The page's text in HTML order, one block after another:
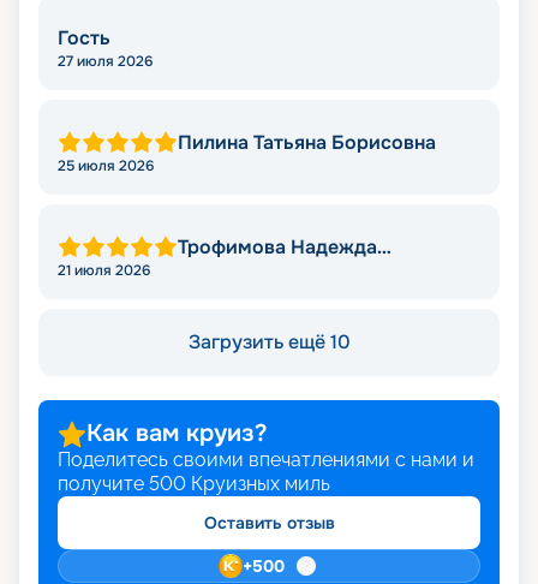
Гость
27 июля 2026
Пилина Татьяна Борисовна
25 июля 2026
Трофимова Надежда
21 июля 2026
Загрузить ещё 10
Как вам круиз?
Поделитесь своими впечатлениями с нами и
получите 500 Круизных миль
Оставить отзыв
+500